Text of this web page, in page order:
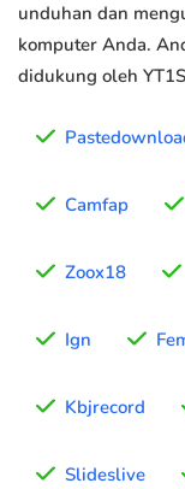
unduhan dan
komputer Anda.
didukung oleh
Camfap
Zoox18
Ign
Kbjrecord
Slideslive